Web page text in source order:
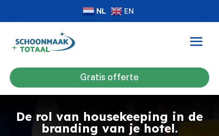
NL EN
Gratis offerte
De rol van housekeeping in de
branding van je hotel.